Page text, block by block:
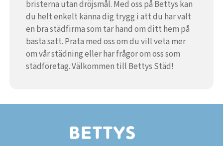
bristerna utan dröjsmål. Med oss på Bettys kan
du helt enkelt känna dig trygg i att du har valt
en bra städfirma som tar hand om ditt hem på
bästa sätt. Prata med oss om du vill veta mer
om vår städning eller har frågor om oss som
städföretag. Välkommen till Bettys Städ!